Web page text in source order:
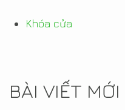
Khóa cửa
BÀI VIẾT